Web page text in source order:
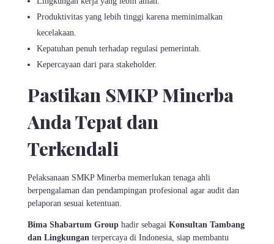
Produktivitas yang lebih tinggi karena meminimalkan
kecelakaan.
Kepatuhan penuh terhadap regulasi pemerintah.
Kepercayaan dari para stakeholder.
Pastikan SMKP Minerba
Anda Tepat dan
Terkendali
Pelaksanaan SMKP Minerba memerlukan tenaga ahli
berpengalaman dan pendampingan profesional agar audit dan
pelaporan sesuai ketentuan.
Bima Shabartum Group hadir sebagai Konsultan Tambang
dan Lingkungan terpercaya di Indonesia, siap membantu